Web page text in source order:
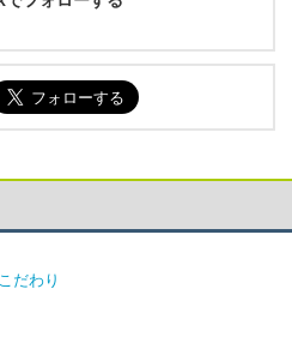
だわり